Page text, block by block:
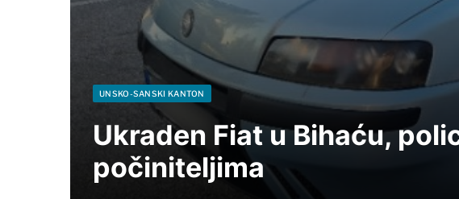
UNSKO-SANSKI KANTON
Ukraden Fiat u Bihaću,
počiniteljima